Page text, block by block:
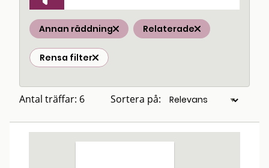
Annan räddning Relaterade
Rensa filter
Antal träffar: 6 Sortera på: